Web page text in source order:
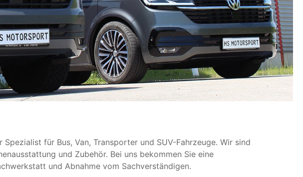
für Bus, Van, Transporter und SUV-Fahrzeuge. Wir sind
und Zubehör. Bei uns bekommen Sie eine
und Abnahme vom Sachverständigen.